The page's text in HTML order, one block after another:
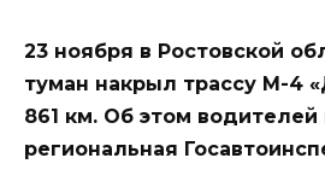
23 ноября в Ростовской
туман накрыл трассу М-4
861 км. Об этом
региональная